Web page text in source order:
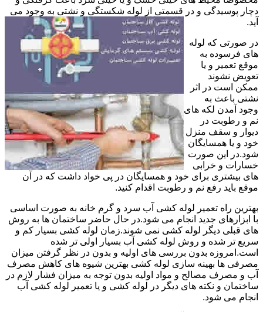
دچار پوسیدگی و در قسمتی از لوله شکستگی و نشتی به وجود می
آید.
در صورتی که لوله
های فرسوده به
موقع تعمیر و یا
تعویض نشوند
ممکن است در اثر
نشتی باعث به
وجود آمدن لکه های
نم و رطوبت در
دیوار و سقف منزل
خود و یا همسایگان
شود.در این صورت
خسارات و خرابی
های بیشتری برای خود و همسایگان در پی خواد داشت که در آن
موقع باید رفع نم و رطوبت اقدام کنید.
بهترین راه تعمیر لوله کشی آب سرد و گرم خانه به صورت اساسی
با ابزارهای جدید انجام می شود.در حال حاضر ساختمان ها به روش
های قبلی دیگر لوله کشی نمی شوند.زمان لوله کشی بسیار کم و
سریع تر شده و روش لوله کشی آب بسیار اولی تر شده
است.امروزه بدون بررسی های اولیه و بدون در نظر گرفتن میزان
مصرفی ها بهینه سازی لوله کشی بهترین شیوه های کاهش مصرف
آب و مصرف مصالح و مواد اولیه بدون توجه به میزان فشار لازم در
ساختمان و نکته های دیگر در لوله کشی و یا تعمیر لوله کشی آب
انجام می شود.